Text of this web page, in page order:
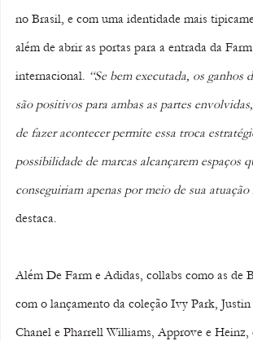
no Brasil, e com uma identidade mais
além de abrir as portas para a entrada da
internacional. “Se bem executada, os ganhos
são positivos para ambas as partes
de fazer acontecer permite essa troca
possibilidade de marcas alcançarem espaços
conseguiriam apenas por meio de sua
destaca.
Além De Farm e Adidas, collabs como as de
com o lançamento da coleção Ivy Park,
Chanel e Pharrell Williams, Approve e Heinz,